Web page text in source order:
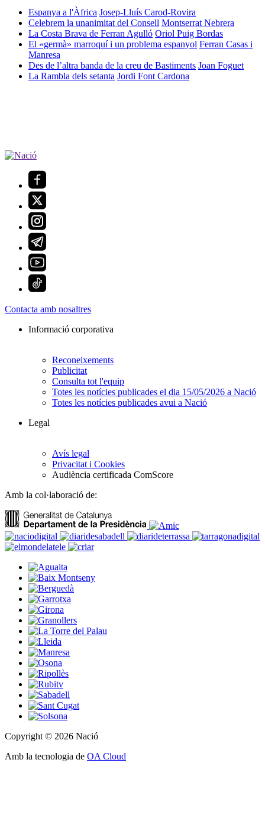
Espanya a l'Àfrica Josep-Lluís Carod-Rovira
Celebrem la unanimitat del Consell Montserrat Nebrera
La Costa Brava de Ferran Agulló Oriol Puig Bordas
El «germà» marroquí i un problema espanyol Ferran Casas i
Manresa
Des de l’altra banda de la creu de Bastiments Joan Foguet
La Rambla dels setanta Jordi Font Cardona
Contacta amb nosaltres
Informació corporativa
Reconeixements
Publicitat
Consulta tot l'equip
Totes les notícies publicades el dia 15/05/2026 a Nació
Totes les notícies publicades avui a Nació
Legal
Avís legal
Privacitat i Cookies
Audiència certificada ComScore
Amb la col·laboració de:
Copyright © 2026 Nació
Amb la tecnologia de OA Cloud